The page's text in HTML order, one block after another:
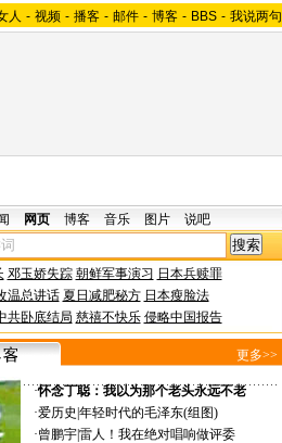
人 - 视频 - 播客 - 邮件 - 博客 - BBS - 我说两句
网页 博客 音乐 图片 说吧
邓玉娇失踪 朝鲜军事演习 日本兵赎罪
温总讲话 夏日减肥秘方 日本瘦脸法
共卧底结局 慈禧不快乐 侵略中国报告
更多>>
·怀念丁聪：我以为那个老头永远不老
·爱历史 年轻时代的毛泽东(组图)
·曾鹏宇|雷人！我在绝对唱响做评委